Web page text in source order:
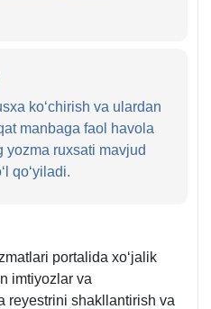
koʻchirish va ulardan
manbaga faol havola
yozma ruхsati mavjud
qoʻyiladi.
portalida хoʻjalik
imtiyozlar va
reyestrini shakllantirish va